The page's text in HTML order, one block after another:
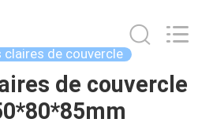
claires de couvercle
de couvercle